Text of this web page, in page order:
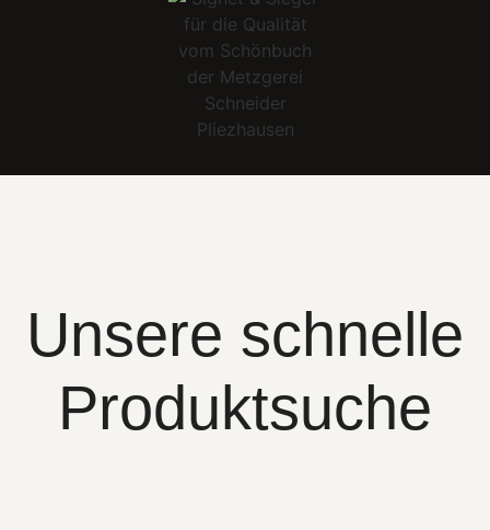
Unsere schnelle
Produktsuche